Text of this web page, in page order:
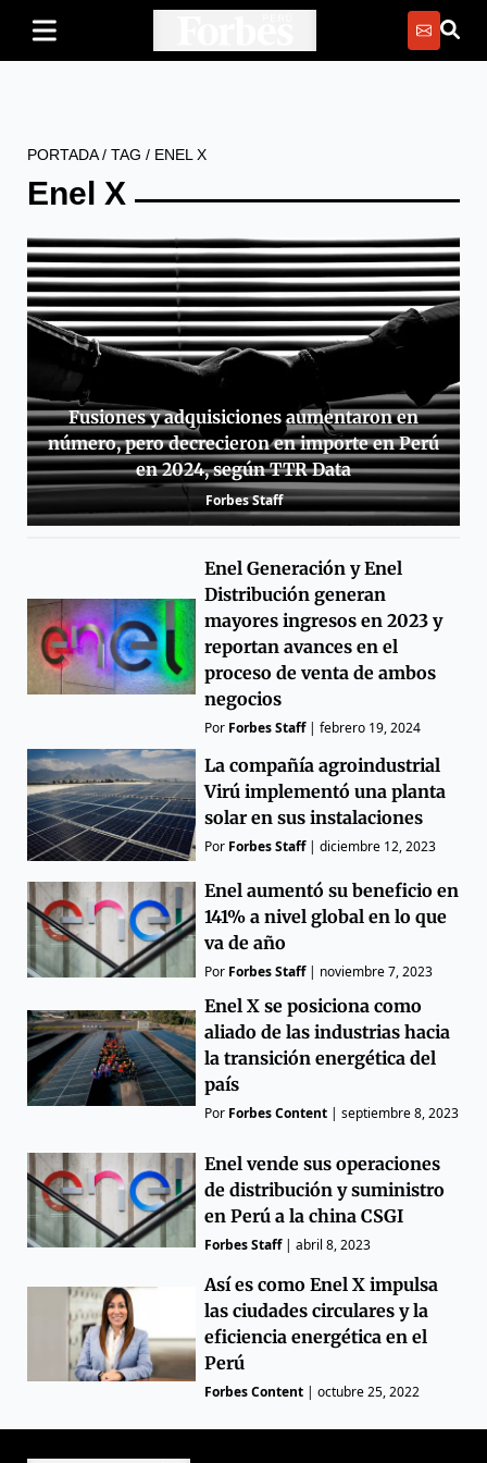
PORTADA/ TAG / ENEL X
Enel X
Fusiones y adquisiciones aumentaron en
número, pero decrecieron en importe en Perú
en 2024, según TTR Data
Forbes Staff
Enel Generación y Enel
Distribución generan
mayores ingresos en 2023 y
reportan avances en el
proceso de venta de ambos
negocios
Por Forbes Staff|febrero 19, 2024
La compañía agroindustrial
Virú implementó una planta
solar en sus instalaciones
Por Forbes Staff|diciembre 12, 2023
Enel aumentó su beneficio en
141% a nivel global en lo que
va de año
Por Forbes Staff| noviembre 7, 2023
Enel X se posiciona como
aliado de las industrias hacia
la transición energética del
país
Por Forbes Content |septiembre 8, 2023
Enel vende sus operaciones
de distribución y suministro
en Perú a la china CSGI
Forbes Staff|abril 8, 2023
Así es como Enel X impulsa
las ciudades circulares y la
eficiencia energética en el
Perú
Forbes Content |octubre 25, 2022